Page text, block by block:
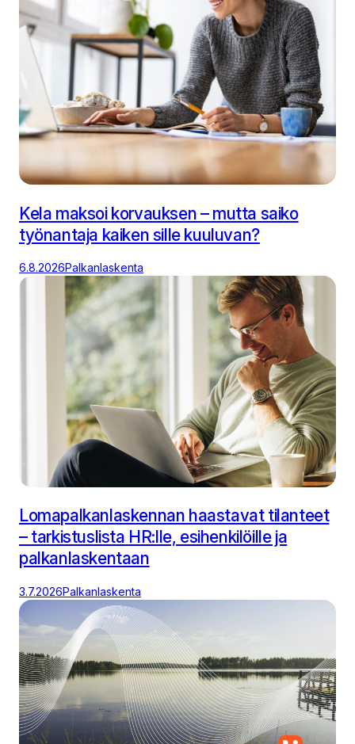
Kela maksoi korvauksen – mutta saiko
työnantaja kaiken sille kuuluvan?
6.8.2026Palkanlaskenta
Lomapalkanlaskennan haastavat tilanteet
– tarkistuslista HR:lle, esihenkilöille ja
palkanlaskentaan
3.7.2026Palkanlaskenta